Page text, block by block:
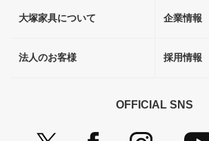
大塚家具について 企業情報
法人のお客様 採用情報
OFFICIAL SNS